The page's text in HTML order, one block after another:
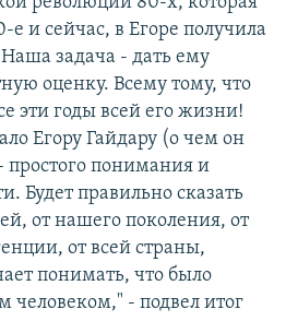
е и сейчас, в Егоре получила
задача - дать ему
оценку. Всему тому, что
эти годы всей его жизни!
Егору Гайдару (о чем он
простого понимания и
Будет правильно сказать
от нашего поколения, от
от всей страны,
понимать, что было
человеком," - подвел итог